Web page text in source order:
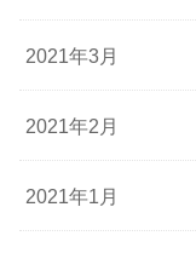
2021年3月
2021年2月
2021年1月